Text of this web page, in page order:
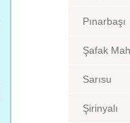
Pınarbaşı
Şafak
Sarısu
Şirinyalı